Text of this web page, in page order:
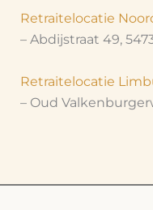
Retraitelocatie
– Abdijstraat 49,
Retraitelocatie
– Oud